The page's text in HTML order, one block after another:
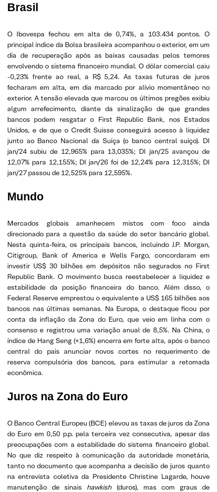
Brasil
O Ibovespa fechou em alta de 0,74%, a 103.434 pontos. O
principal índice da Bolsa brasileira acompanhou o exterior, em um
dia de recuperação após as baixas causadas pelos temores
envolvendo o sistema financeiro mundial. O dólar comercial caiu
-0,23% frente ao real, a R$ 5,24. As taxas futuras de juros
fecharam em alta, em dia marcado por alívio momentâneo no
exterior. A tensão elevada que marcou os últimos pregões exibiu
algum arrefecimento, diante da sinalização de que grandes
bancos podem resgatar o First Republic Bank, nos Estados
Unidos, e de que o Credit Suisse conseguirá acesso à liquidez
junto ao Banco Nacional da Suíça (o banco central suíço). DI
jan/24 subiu de 12,965% para 13,035%; DI jan/25 avançou de
12,07% para 12,155%; DI jan/26 foi de 12,24% para 12,315%; DI
jan/27 passou de 12,525% para 12,595%.
Mundo
Mercados globais amanhecem mistos com foco ainda
direcionado para a questão da saúde do setor bancário global.
Nesta quinta-feira, os principais bancos, incluindo J.P. Morgan,
Citigroup, Bank of America e Wells Fargo, concordaram em
investir US$ 30 bilhões em depósitos não segurados no First
Republic Bank. O movimento busca reestabelecer a liquidez e
estabilidade da posição financeira do banco. Além disso, o
Federal Reserve emprestou o equivalente a US$ 165 bilhões aos
bancos nas últimas semanas. Na Europa, o destaque ficou por
conta da inflação da Zona do Euro, que veio em linha com o
consenso e registrou uma variação anual de 8,5%. Na China, o
índice de Hang Seng (+1,6%) encerra em forte alta, após o banco
central do país anunciar novos cortes no requerimento de
reserva compulsória dos bancos, para estimular a retomada
econômica.
Juros na Zona do Euro
O Banco Central Europeu (BCE) elevou as taxas de juros da Zona
do Euro em 0,50 p.p. pela terceira vez consecutiva, apesar das
preocupações com a estabilidade do sistema financeiro global.
No que diz respeito à comunicação da autoridade monetária,
tanto no documento que acompanha a decisão de juros quanto
na entrevista coletiva da Presidente Christine Lagarde, houve
manutenção de sinais hawkish (duros), mas com graus de